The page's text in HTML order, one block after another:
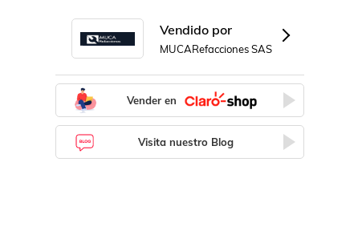
Vendido por
MUCARefacciones SAS
Vender en
Visita nuestro Blog